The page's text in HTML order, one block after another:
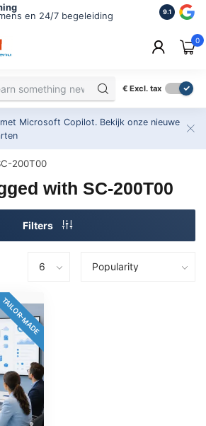
en 24/7 begeleiding
ISO
2.500+
9.1
0
€ Excl. tax
Microsoft Copilot. Bekijk onze nieuwe
200T00
with SC-200T00
Filters
TAILOR-MADE